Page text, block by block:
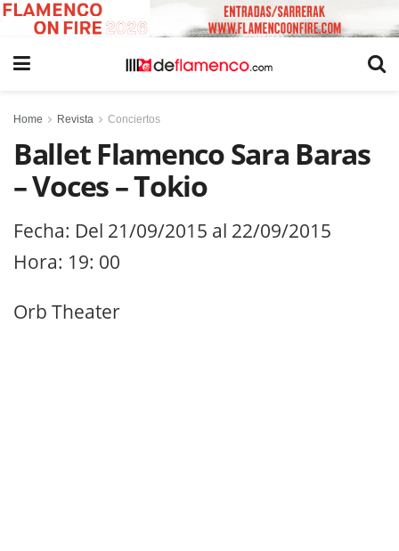
Home Revista Conciertos
Ballet Flamenco Sara Baras
– Voces – Tokio
Fecha: Del 21/09/2015 al 22/09/2015
Hora: 19: 00
Orb Theater